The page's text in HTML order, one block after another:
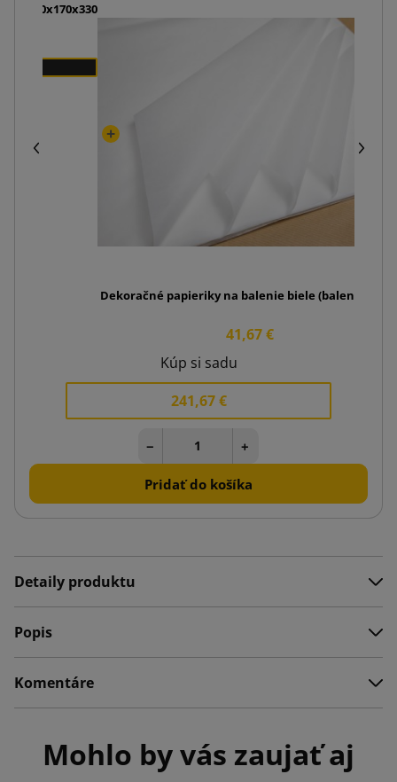
260x170x330
Dekoračné papieriky na balenie biele (balenie
41,67 €
Kúp si sadu
241,67 €
− +
Pridať do košíka
Detaily produktu
Popis
Komentáre
Mohlo by vás zaujať aj